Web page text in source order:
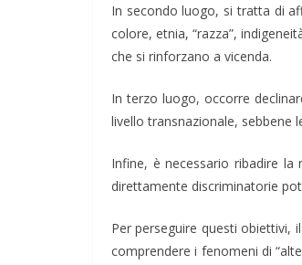
In secondo luogo, si tratta di
colore, etnia, “razza”,
che si rinforzano a vicenda.
In terzo luogo, occorre
livello transnazionale, sebbene
Infine, è necessario ribadire
direttamente discriminatorie
Per perseguire questi obiettivi,
comprendere i fenomeni di